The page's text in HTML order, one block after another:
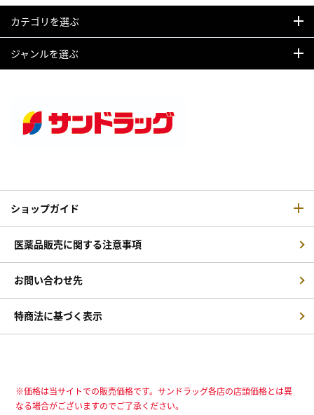
カテゴリを選ぶ
ジャンルを選ぶ
ショップガイド
医薬品販売に関する注意事項
お問い合わせ先
特商法に基づく表示
※価格は当サイトでの販売価格です。サンドラッグ各店の店頭価格とは異
なる場合がございますのでご了承ください。